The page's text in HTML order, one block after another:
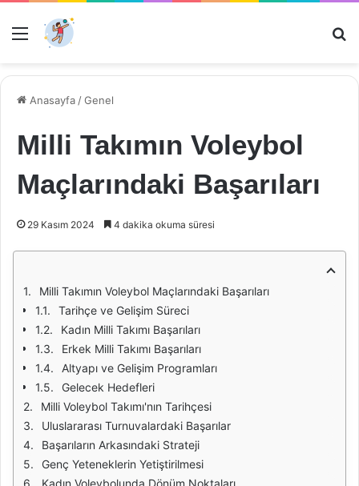
Menü
Anasayfa /Genel
Milli Takımın Voleybol
Maçlarındaki Başarıları
29 Kasım 2024 4 dakika okuma süresi
Milli Takımın Voleybol Maçlarındaki Başarıları
Tarihçe ve Gelişim Süreci
Kadın Milli Takımı Başarıları
Erkek Milli Takımı Başarıları
Altyapı ve Gelişim Programları
Gelecek Hedefleri
Milli Voleybol Takımı'nın Tarihçesi
Uluslararası Turnuvalardaki Başarılar
Başarıların Arkasındaki Strateji
Genç Yeteneklerin Yetiştirilmesi
Kadın Voleybolunda Dönüm Noktaları